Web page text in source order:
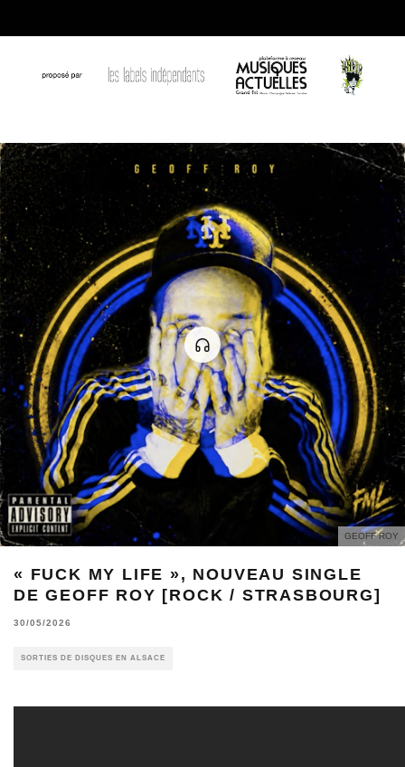
GEOFF ROY
« FUCK MY LIFE », NOUVEAU SINGLE
DE GEOFF ROY [ROCK / STRASBOURG]
30/05/2026
SORTIES DE DISQUES EN ALSACE